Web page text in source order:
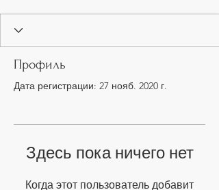
Профиль
Дата регистрации: 27 нояб. 2020 г.
Здесь пока ничего нет
Когда этот пользователь добавит